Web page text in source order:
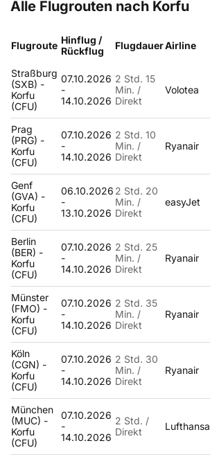
Alle Flugrouten nach Korfu
Flugroute Hinflug /
Rückflug
FlugdauerAirline
Straßburg
(SXB) -
Korfu
(CFU)
07.10.2026
-
14.10.2026
2 Std. 15
Min. /
Direkt
Volotea
Prag
(PRG) -
Korfu
(CFU)
07.10.2026
-
14.10.2026
2 Std. 10
Min. /
Direkt
Ryanair
Genf
(GVA) -
Korfu
(CFU)
06.10.2026
-
13.10.2026
2 Std. 20
Min. /
Direkt
easyJet
Berlin
(BER) -
Korfu
(CFU)
07.10.2026
-
14.10.2026
2 Std. 25
Min. /
Direkt
Ryanair
Münster
(FMO) -
Korfu
(CFU)
07.10.2026
-
14.10.2026
2 Std. 35
Min. /
Direkt
Ryanair
Köln
(CGN) -
Korfu
(CFU)
07.10.2026
-
14.10.2026
2 Std. 30
Min. /
Direkt
Ryanair
München
(MUC) -
Korfu
(CFU)
07.10.2026
-
14.10.2026
2 Std. /
Direkt
Lufthansa